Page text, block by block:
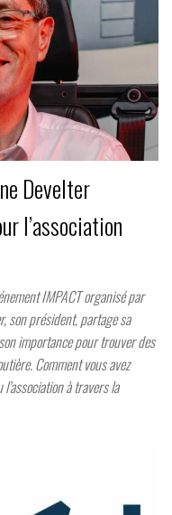
Develter
l’association
IMPACT organisé par
son président, partage sa
importance pour trouver des
Comment vous avez
à travers la